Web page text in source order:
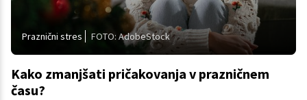
Praznični stres FOTO: AdobeStock
Kako zmanjšati pričakovanja v prazničnem
času?